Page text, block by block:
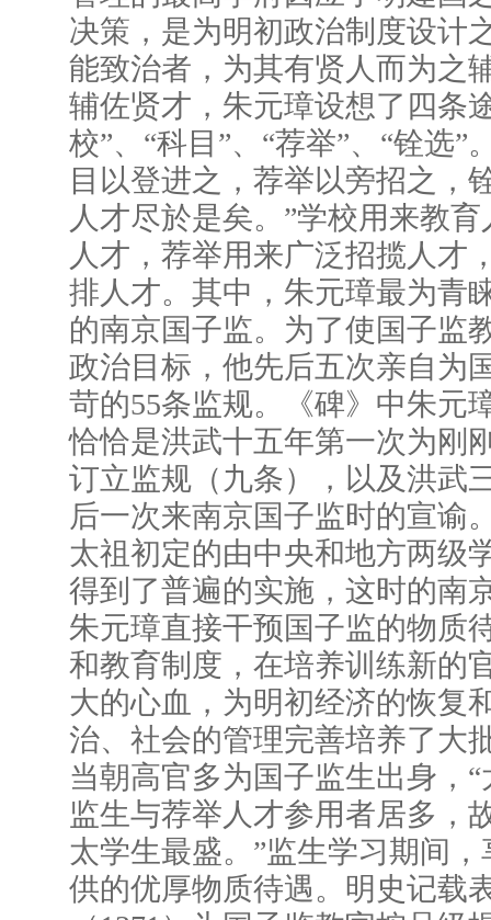
决策，是为明初政治制度设计
能致治者，为其有贤人而为之
辅佐贤才，朱元璋设想了四条
校”、“科目”、“荐举”、“铨选”
目以登进之，荐举以旁招之，
人才尽於是矣。”学校用来教
人才，荐举用来广泛招揽人才
排人才。其中，朱元璋最为青
的南京国子监。为了使国子监
政治目标，他先后五次亲自为
苛的55条监规。《碑》中朱元
恰恰是洪武十五年第一次为刚
订立监规（九条），以及洪武
后一次来南京国子监时的宣谕
太祖初定的由中央和地方两级
得到了普遍的实施，这时的南
朱元璋直接干预国子监的物质
和教育制度，在培养训练新的
大的心血，为明初经济的恢复
治、社会的管理完善培养了大
当朝高官多为国子监生出身，
监生与荐举人才参用者居多，
太学生最盛。”监生学习期间
供的优厚物质待遇。明史记载